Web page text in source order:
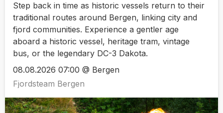
Step back in time as historic vessels return to their
traditional routes around Bergen, linking city and
fjord communities. Experience a gentler age
aboard a historic vessel, heritage tram, vintage
bus, or the legendary DC-3 Dakota.
08.08.2026 07:00 @ Bergen
Fjordsteam Bergen